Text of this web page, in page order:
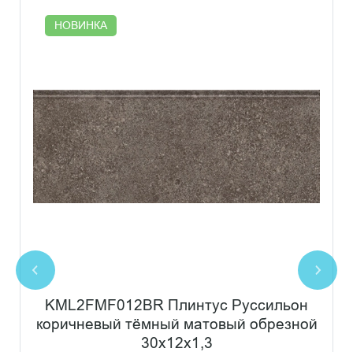
НОВИНКА
KML2FMF012BR Плинтус Руссильон
коричневый тёмный матовый обрезной
30x12x1,3